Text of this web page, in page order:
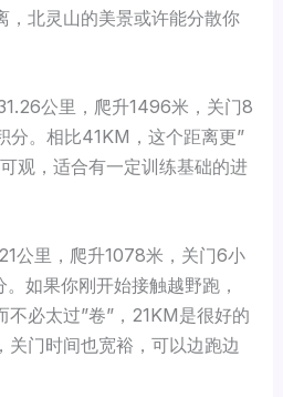
，北灵山的美景或许能分散你
公里，爬升1496米，关门8
分。相比41KM，这个距离更”
观，适合有一定训练基础的进
公里，爬升1078米，关门6小
如果你刚开始接触越野跑，
不必太过”卷”，21KM是很好的
关门时间也宽裕，可以边跑边